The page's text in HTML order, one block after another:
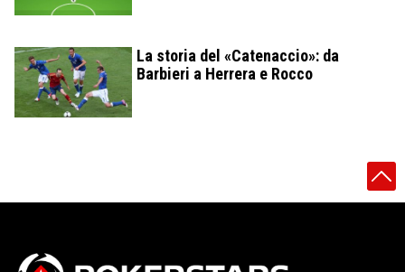
La storia del «Catenaccio»: da
Barbieri a Herrera e Rocco